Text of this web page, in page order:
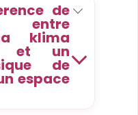
de
entre
klima
et un
de
espace